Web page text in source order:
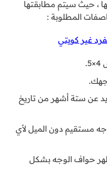
، حيث سيتم مطابقتها
المطلوبة :
غير كويتي
عن ستة أشهر من تاريخ
مستقيم دون الميل لأي
حواف الوجه بشكل